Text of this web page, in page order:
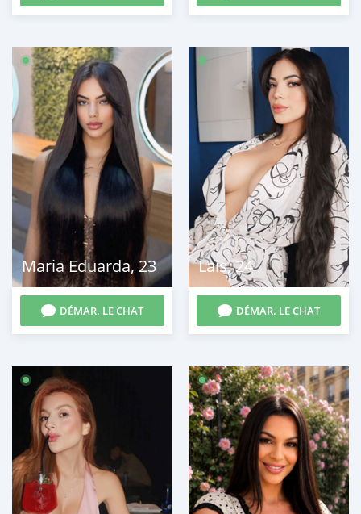
Maria Eduarda,23
DÉMAR. LE CHAT
Lais,24
DÉMAR. LE CHAT